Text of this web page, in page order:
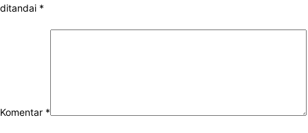
ditandai *
Komentar *